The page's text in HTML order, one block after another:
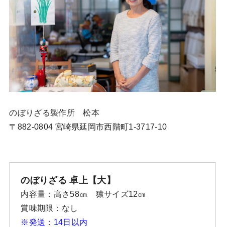
のぼりざる製作所 松本
〒882-0804 宮崎県延岡市西階町1-3717-10
のぼりざる 卓上【大】
内容量：高さ58㎝ 猿サイズ12㎝
賞味期限：なし
※発送：14日以内